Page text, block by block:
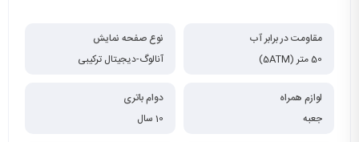
مقاومت در برابر آب
50 متر (5ATM)
نوع صفحه نمایش
آنالوگ-دیجیتال ترکیبی
لوازم همراه
جعبه
دوام باتری
10 سال